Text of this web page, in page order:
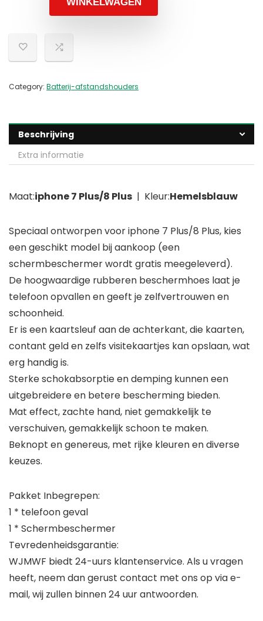
Category: Batterij-afstandshouders
Beschrijving
Extra informatie
Maat:iphone 7 Plus/8 Plus | Kleur:Hemelsblauw
Speciaal ontworpen voor iphone 7 Plus/8 Plus, kies
een geschikt model bij aankoop (een
schermbeschermer wordt gratis meegeleverd).
De hoogwaardige rubberen beschermhoes laat je
telefoon opvallen en geeft je zelfvertrouwen en
schoonheid.
Er is een kaartsleuf aan de achterkant, die kaarten,
contant geld en zelfs visitekaartjes kan opslaan, wat
erg handig is.
Sterke schokabsorptie en demping kunnen een
uitgebreidere en betere bescherming bieden.
Mat effect, zachte hand, niet gemakkelijk te
verschuiven, gemakkelijk schoon te maken.
Beknopt en genereus, met rijke kleuren en diverse
keuzes.
Pakket Inbegrepen:
1 * telefoon geval
1 * Schermbeschermer
Tevredenheidsgarantie:
WJMWF biedt 24-uurs klantenservice. Als u vragen
heeft, neem dan gerust contact met ons op via e-
mail, wij zullen binnen 24 uur antwoorden.